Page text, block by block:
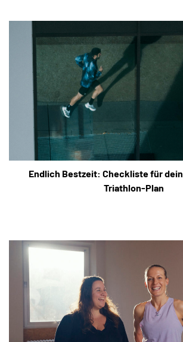
Endlich Bestzeit: Checkliste für
Triathlon-Plan